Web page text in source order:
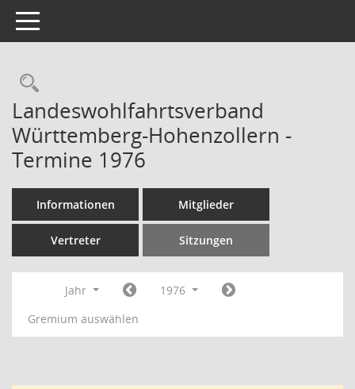
Toggle navigation
Rechercheauswahl
Landeswohlfahrtsverband
Württemberg-Hohenzollern -
Termine 1976
Informationen Mitglieder
Vertreter Sitzungen
Jahr
1976
Gremium auswählen